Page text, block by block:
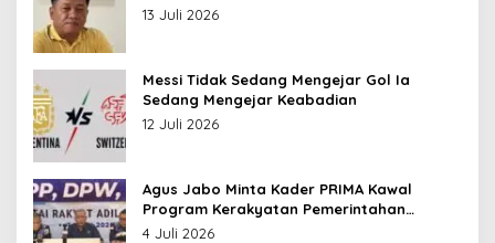
13 Juli 2026
Messi Tidak Sedang Mengejar Gol Ia
Sedang Mengejar Keabadian
12 Juli 2026
Agus Jabo Minta Kader PRIMA Kawal
Program Kerakyatan Pemerintahan
Prabowo
4 Juli 2026